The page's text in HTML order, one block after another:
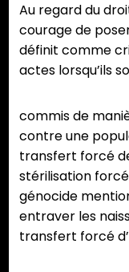
Au regard du
courage de
définit comme
actes lorsqu’ils
commis de
contre une
transfert forcé
stérilisation
génocide
entraver les
transfert forcé